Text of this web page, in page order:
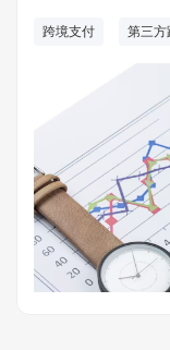
劳务输出行业等等
跨境支付 第三方